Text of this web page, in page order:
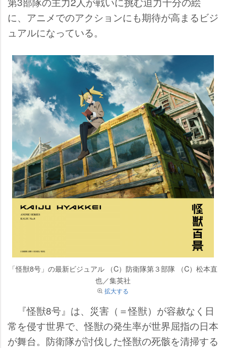
に、アニメでのアクションにも期待が高まるビジ
ュアルになっている。
「怪獣8号」の最新ビジュアル （C）防衛隊第３部隊 （C）松本直
也／集英社
拡大する
『怪獣8号』は、災害（＝怪獣）が容赦なく日
常を侵す世界で、怪獣の発生率が世界屈指の日本
が舞台。防衛隊が討伐した怪獣の死骸を清掃する